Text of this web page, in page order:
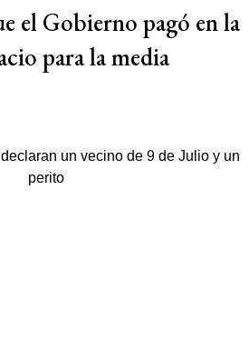
el Gobierno pagó en la
para la media